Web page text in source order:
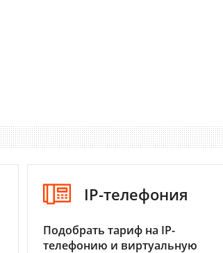
IP-телефония
Подобрать тариф на IP-
телефонию и виртуальную